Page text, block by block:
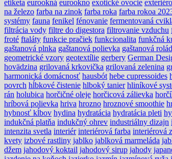
etiketa eurookná eurookno exotické ovocie
na železo farba na zinok farba roka farba rokoa
systémy fauna fenikel fénovanie fermentovaná
filtrácia vody filtre do digestora filtrovanie vzduchu
froté ftaláty funkcie pračiek funkcionalita funkčná
gaštanová plnka gaštanová polievka gaštanová
geometrické vzory geotextílie gerbery German
hovädzina grilovaná krkovička grilovaná zelenina
harmonická domácnosť hausbót hebe cupressoides
povrch hĺbkové čistenie hlboký tanier hliníkové
rán holubica horčičné oleje horčicová zálievka
hríbová polievka hriva hrozno hroznové smoothie
hybnosť kĺbov hydina hydratácia hydratácia pleti
indukčná platňa indukčný ohrev industriálny dizajn
intenzita svetla interiér interiérová farba interiérová
kvety izbové rastliny jablko jablková marmeláda
džem jahodový koktail jahodový sirup jahody